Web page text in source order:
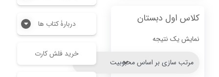
دربارۀ کتاب ها
خرید فلش کارت
کلاس اول دبستان
نمایش یک نتیجه